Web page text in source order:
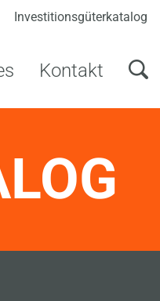
Investitionsgüterkatalog
Kontakt